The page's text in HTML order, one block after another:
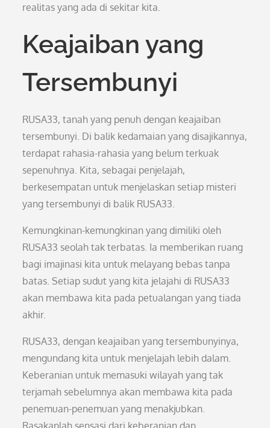
realitas yang ada di sekitar kita.
Keajaiban yang
Tersembunyi
RUSA33, tanah yang penuh dengan keajaiban
tersembunyi. Di balik kedamaian yang disajikannya,
terdapat rahasia-rahasia yang belum terkuak
sepenuhnya. Kita, sebagai penjelajah,
berkesempatan untuk menjelaskan setiap misteri
yang tersembunyi di balik RUSA33.
Kemungkinan-kemungkinan yang dimiliki oleh
RUSA33 seolah tak terbatas. Ia memberikan ruang
bagi imajinasi kita untuk melayang bebas tanpa
batas. Setiap sudut yang kita jelajahi di RUSA33
akan membawa kita pada petualangan yang tiada
akhir.
RUSA33, dengan keajaiban yang tersembunyinya,
mengundang kita untuk menjelajah lebih dalam.
Keberanian untuk memasuki wilayah yang tak
terjamah sebelumnya akan membawa kita pada
penemuan-penemuan yang menakjubkan.
Rasakanlah sensasi dari keberanian dan